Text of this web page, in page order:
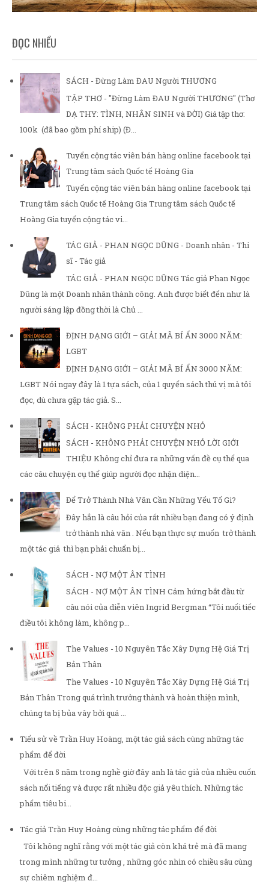
ĐỌC NHIỀU
SÁCH - Đừng Làm ĐAU Người THƯƠNG
TẬP THƠ - "Đừng Làm ĐAU Người THƯƠNG" (Thơ
DẠ THY: TÌNH, NHÂN SINH và ĐỜI) Giá tập thơ:
100k (đã bao gồm phí ship) (Đ...
Tuyển cộng tác viên bán hàng online facebook tại
Trung tâm sách Quốc tế Hoàng Gia
Tuyển cộng tác viên bán hàng online facebook tại
Trung tâm sách Quốc tế Hoàng Gia Trung tâm sách Quốc tế
Hoàng Gia tuyển cộng tác vi...
TÁC GIẢ - PHAN NGỌC DŨNG - Doanh nhân - Thi
sĩ - Tác giả
TÁC GIẢ - PHAN NGỌC DŨNG Tác giả Phan Ngọc
Dũng là một Doanh nhân thành công. Anh được biết đến như là
người sáng lập đồng thời là Chủ ...
ĐỊNH DẠNG GIỚI – GIẢI MÃ BÍ ẨN 3000 NĂM:
LGBT
ĐỊNH DẠNG GIỚI – GIẢI MÃ BÍ ẨN 3000 NĂM:
LGBT Nói ngay đây là 1 tựa sách, của 1 quyển sách thú vị mà tôi
đọc, dù chưa gặp tác giả. S...
SÁCH - KHÔNG PHẢI CHUYỆN NHỎ
SÁCH - KHÔNG PHẢI CHUYỆN NHỎ LỜI GIỚI
THIỆU Không chỉ đưa ra những vấn đề cụ thể qua
các câu chuyện cụ thể giúp người đọc nhận diện...
Để Trở Thành Nhà Văn Cần Những Yếu Tố Gì?
Đây hẳn là câu hỏi của rất nhiều bạn đang có ý định
trở thành nhà văn . Nếu bạn thực sự muốn trở thành
một tác giả thì bạn phải chuẩn bị...
SÁCH - NỢ MỘT ÂN TÌNH
SÁCH - NỢ MỘT ÂN TÌNH Cảm hứng bắt đầu từ
câu nói của diễn viên Ingrid Bergman “Tôi nuối tiếc
điều tôi không làm, không p...
The Values - 10 Nguyên Tắc Xây Dựng Hệ Giá Trị
Bản Thân
The Values - 10 Nguyên Tắc Xây Dựng Hệ Giá Trị
Bản Thân Trong quá trình trưởng thành và hoàn thiện mình,
chúng ta bị bủa vây bởi quá ...
Tiểu sử về Trần Huy Hoàng, một tác giả sách cùng những tác
phẩm để đời
Với trên 5 năm trong nghề giờ đây anh là tác giả của nhiều cuốn
sách nổi tiếng và được rất nhiều độc giả yêu thích. Những tác
phẩm tiêu bi...
Tác giả Trần Huy Hoàng cùng những tác phẩm để đời
Tôi không nghĩ rằng với một tác giả còn khá trẻ mà đã mang
trong mình những tư tưởng , những góc nhìn có chiều sâu cùng
sự chiêm nghiệm đ...